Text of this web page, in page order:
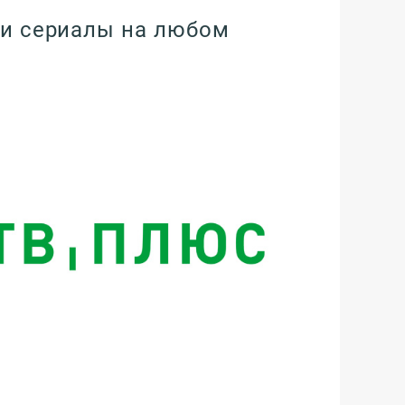
сериалы на любом